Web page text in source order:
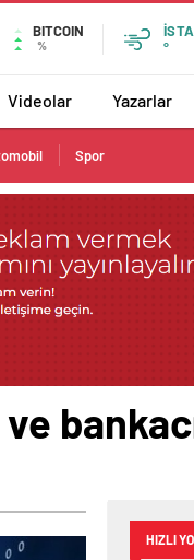
BITCOIN
%
°
Videolar Yazarlar
Spor
HIZLI